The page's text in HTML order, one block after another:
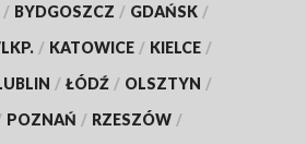
/ BYDGOSZCZ / GDAŃSK /
/ KATOWICE / KIELCE /
/ ŁÓDŹ / OLSZTYN /
POZNAŃ / RZESZÓW /